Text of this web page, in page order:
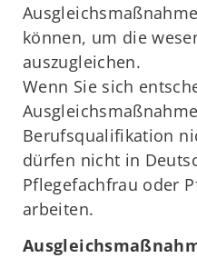
können, um die
auszugleichen.
Wenn Sie sich
Berufsqualifikation
dürfen nicht in
Pflegefachfrau oder
arbeiten.